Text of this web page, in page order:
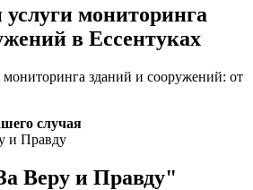
мониторинга
в Ессентуках
зданий и сооружений: от
случая
Веру и Правду"